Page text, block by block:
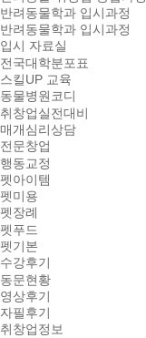
반려동물학과 입시과정
반려동물학과 입시과정
입시 자료실
전국대학분포표
스킬UP 교육
동물병원코디
취창업실전대비
매개심리상담
전문창업
행동교정
펫아이템
펫미용
펫장례
펫푸드
펫기본
수강후기
동문현황
영상후기
자필후기
취창업정보